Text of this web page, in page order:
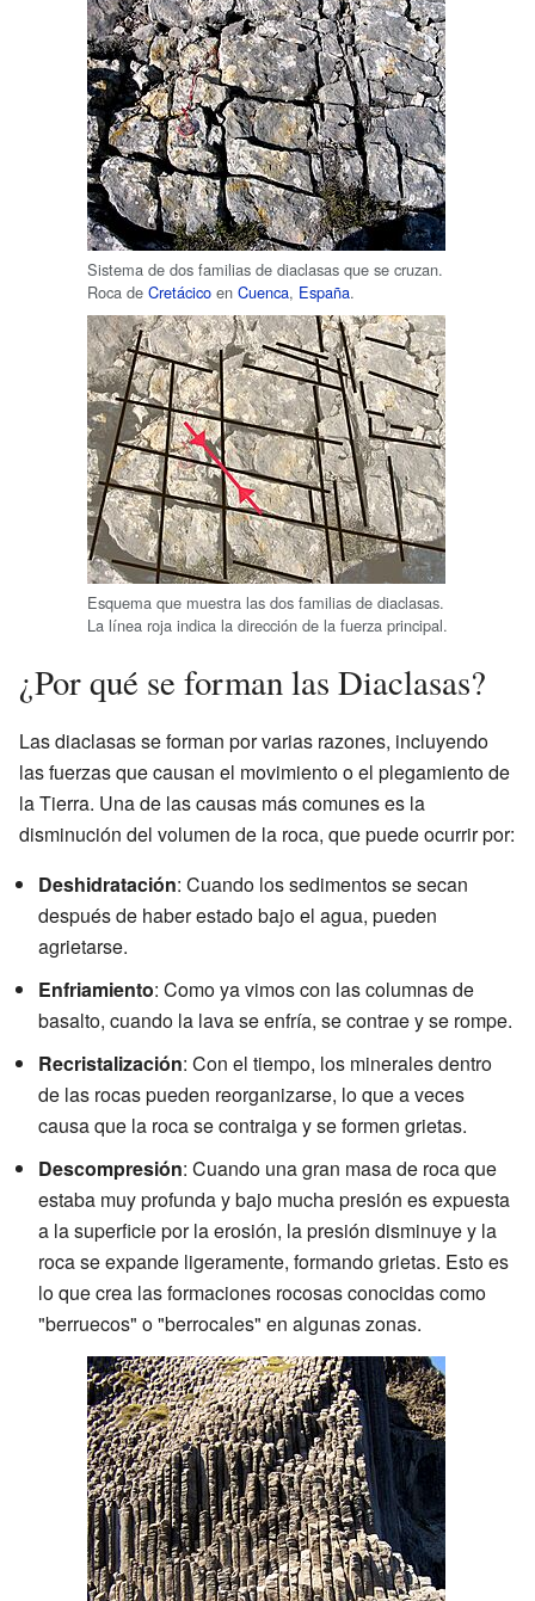
Sistema de dos familias de diaclasas que se cruzan.
Roca de Cretácico en Cuenca, España.
Esquema que muestra las dos familias de diaclasas.
La línea roja indica la dirección de la fuerza principal.
¿Por qué se forman las Diaclasas?
Las diaclasas se forman por varias razones, incluyendo
las fuerzas que causan el movimiento o el plegamiento de
la Tierra. Una de las causas más comunes es la
disminución del volumen de la roca, que puede ocurrir por:
Deshidratación: Cuando los sedimentos se secan
después de haber estado bajo el agua, pueden
agrietarse.
Enfriamiento: Como ya vimos con las columnas de
basalto, cuando la lava se enfría, se contrae y se rompe.
Recristalización: Con el tiempo, los minerales dentro
de las rocas pueden reorganizarse, lo que a veces
causa que la roca se contraiga y se formen grietas.
Descompresión: Cuando una gran masa de roca que
estaba muy profunda y bajo mucha presión es expuesta
a la superficie por la erosión, la presión disminuye y la
roca se expande ligeramente, formando grietas. Esto es
lo que crea las formaciones rocosas conocidas como
"berruecos" o "berrocales" en algunas zonas.